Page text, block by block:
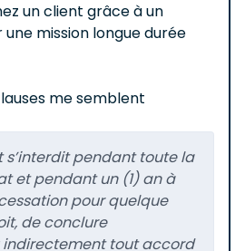
un client grâce à un
mission longue durée
me semblent
s’interdit pendant toute la
et pendant un (1) an à
pour quelque
de conclure
tout accord